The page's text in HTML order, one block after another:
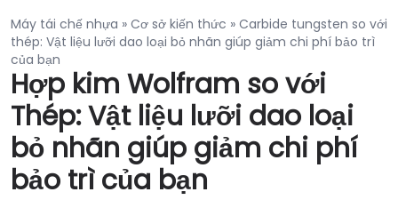
Máy tái chế nhựa » Cơ sở kiến thức » Carbide tungsten so với
thép: Vật liệu lưỡi dao loại bỏ nhãn giúp giảm chi phí bảo trì
của bạn
Hợp kim Wolfram so với
Thép: Vật liệu lưỡi dao loại
bỏ nhãn giúp giảm chi phí
bảo trì của bạn